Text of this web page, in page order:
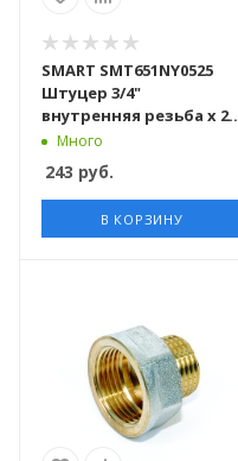
SMART SMT651NY0525
Штуцер 3/4"
внутренняя резьба х 25
никель - желтый, 100
штук в упаковке
Много
243 руб.
В КОРЗИНУ